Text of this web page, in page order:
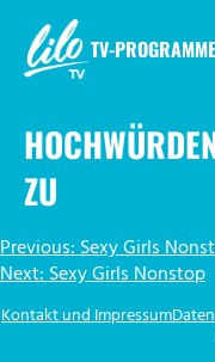
Inhalt
springen
TV-PROGRAMM
ZU
Previous:Sexy Girls
Next:Sexy Girls Nonstop
Kontakt und Impressum